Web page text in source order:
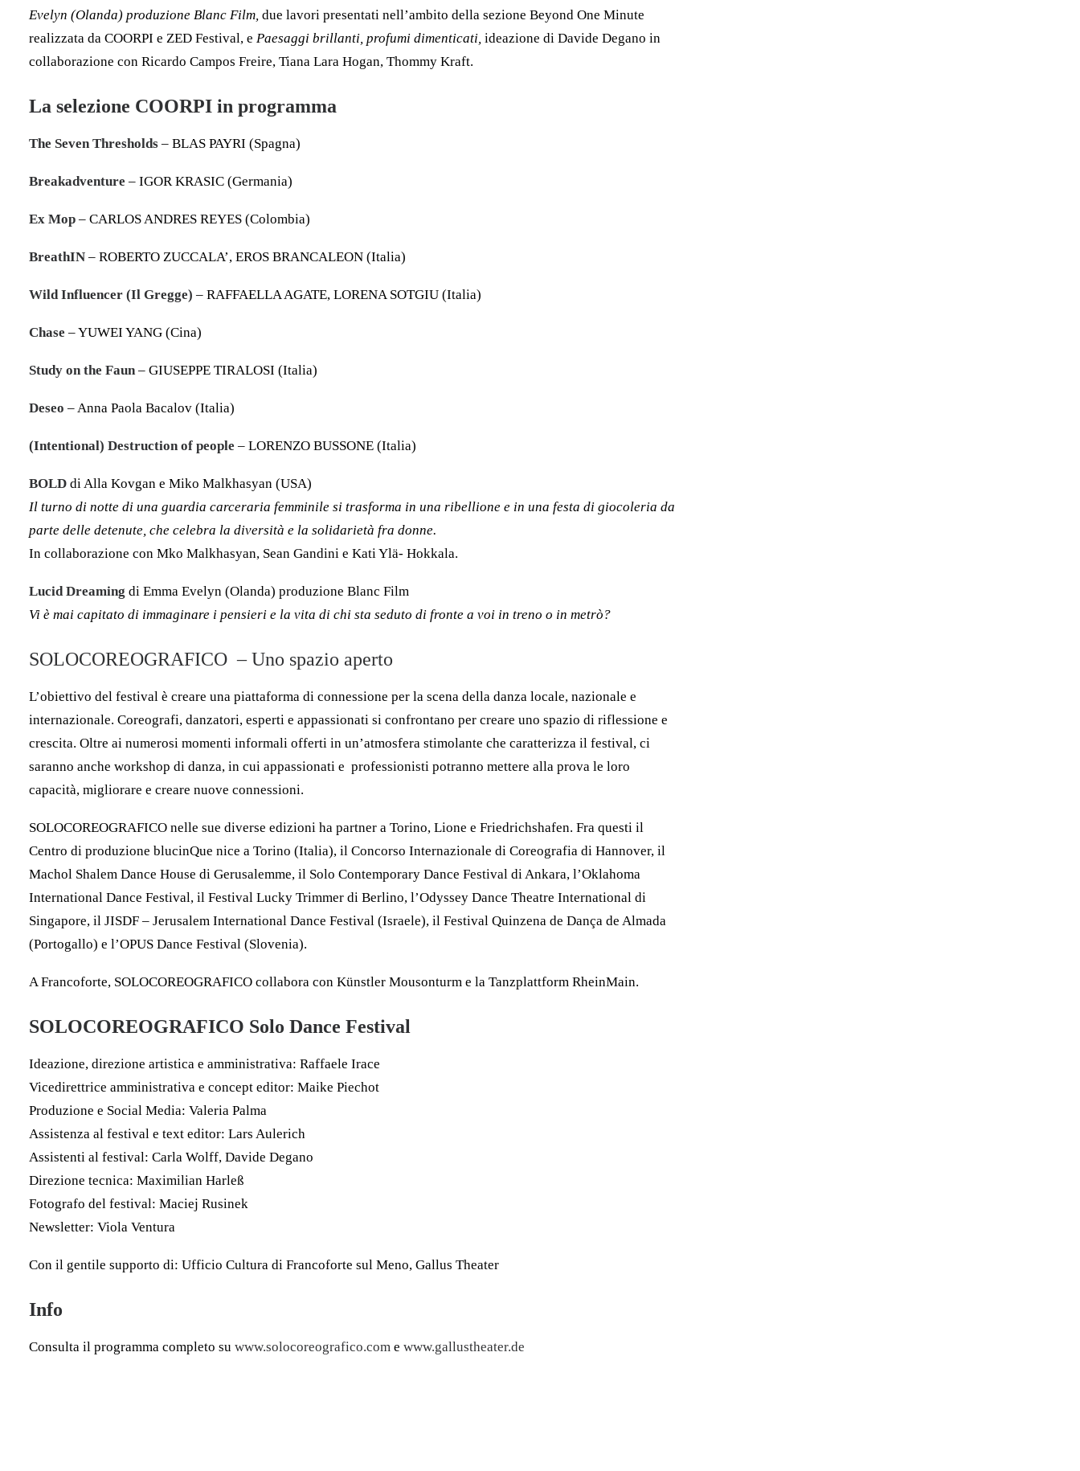
Evelyn (Olanda) produzione Blanc Film, due lavori presentati nell’ambito della sezione Beyond One Minute
realizzata da COORPI e ZED Festival, e Paesaggi brillanti, profumi dimenticati, ideazione di Davide Degano in
collaborazione con Ricardo Campos Freire, Tiana Lara Hogan, Thommy Kraft.
La selezione COORPI in programma
The Seven Thresholds – BLAS PAYRI (Spagna)
Breakadventure – IGOR KRASIC (Germania)
Ex Mop – CARLOS ANDRES REYES (Colombia)
BreathIN – ROBERTO ZUCCALA’, EROS BRANCALEON (Italia)
Wild Influencer (Il Gregge) – RAFFAELLA AGATE, LORENA SOTGIU (Italia)
Chase – YUWEI YANG (Cina)
Study on the Faun– GIUSEPPE TIRALOSI (Italia)
Deseo – Anna Paola Bacalov (Italia)
(Intentional) Destruction of people – LORENZO BUSSONE (Italia)
BOLD di Alla Kovgan e Miko Malkhasyan (USA)
Il turno di notte di una guardia carceraria femminile si trasforma in una ribellione e in una festa di giocoleria da
parte delle detenute, che celebra la diversità e la solidarietà fra donne.
In collaborazione con Mko Malkhasyan, Sean Gandini e Kati Ylä- Hokkala.
Lucid Dreaming di Emma Evelyn (Olanda) produzione Blanc Film
Vi è mai capitato di immaginare i pensieri e la vita di chi sta seduto di fronte a voi in treno o in metrò?
SOLOCOREOGRAFICO – Uno spazio aperto
L’obiettivo del festival è creare una piattaforma di connessione per la scena della danza locale, nazionale e
internazionale. Coreografi, danzatori, esperti e appassionati si confrontano per creare uno spazio di riflessione e
crescita. Oltre ai numerosi momenti informali offerti in un’atmosfera stimolante che caratterizza il festival, ci
saranno anche workshop di danza, in cui appassionati e professionisti potranno mettere alla prova le loro
capacità, migliorare e creare nuove connessioni.
SOLOCOREOGRAFICO nelle sue diverse edizioni ha partner a Torino, Lione e Friedrichshafen. Fra questi il
Centro di produzione blucinQue nice a Torino (Italia), il Concorso Internazionale di Coreografia di Hannover, il
Machol Shalem Dance House di Gerusalemme, il Solo Contemporary Dance Festival di Ankara, l’Oklahoma
International Dance Festival, il Festival Lucky Trimmer di Berlino, l’Odyssey Dance Theatre International di
Singapore, il JISDF – Jerusalem International Dance Festival (Israele), il Festival Quinzena de Dança de Almada
(Portogallo) e l’OPUS Dance Festival (Slovenia).
A Francoforte, SOLOCOREOGRAFICO collabora con Künstler Mousonturm e la Tanzplattform RheinMain.
SOLOCOREOGRAFICO Solo Dance Festival
Ideazione, direzione artistica e amministrativa: Raffaele Irace
Vicedirettrice amministrativa e concept editor: Maike Piechot
Produzione e Social Media: Valeria Palma
Assistenza al festival e text editor: Lars Aulerich
Assistenti al festival: Carla Wolff, Davide Degano
Direzione tecnica: Maximilian Harleß
Fotografo del festival: Maciej Rusinek
Newsletter: Viola Ventura
Con il gentile supporto di: Ufficio Cultura di Francoforte sul Meno, Gallus Theater
Info
Consulta il programma completo su www.solocoreografico.com e www.gallustheater.de